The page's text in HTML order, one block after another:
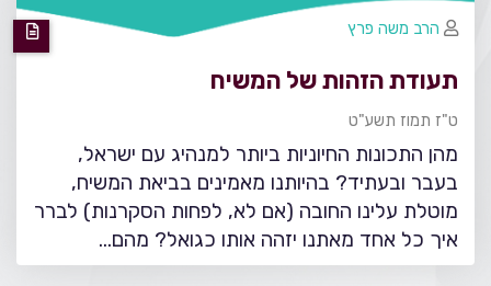
תעודת הזהות של המשיח
ט"ז תמוז תשע"ט
מהן התכונות החיוניות ביותר למנהיג עם ישראל,
בעבר ובעתיד? בהיותנו מאמינים בביאת המשיח,
מוטלת עלינו החובה (אם לא, לפחות הסקרנות) לברר
איך כל אחד מאתנו יזהה אותו כגואל? מהם…
הרב משה פרץ